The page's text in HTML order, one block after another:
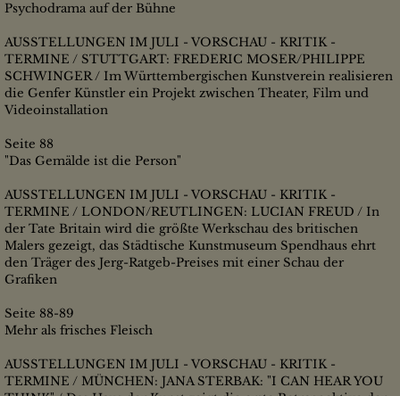
Psychodrama auf der Bühne
AUSSTELLUNGEN IM JULI - VORSCHAU - KRITIK -
TERMINE / STUTTGART: FREDERIC MOSER/PHILIPPE
SCHWINGER / Im Württembergischen Kunstverein realisieren
die Genfer Künstler ein Projekt zwischen Theater, Film und
Videoinstallation
Seite 88
"Das Gemälde ist die Person"
AUSSTELLUNGEN IM JULI - VORSCHAU - KRITIK -
TERMINE / LONDON/REUTLINGEN: LUCIAN FREUD / In
der Tate Britain wird die größte Werkschau des britischen
Malers gezeigt, das Städtische Kunstmuseum Spendhaus ehrt
den Träger des Jerg-Ratgeb-Preises mit einer Schau der
Grafiken
Seite 88-89
Mehr als frisches Fleisch
AUSSTELLUNGEN IM JULI - VORSCHAU - KRITIK -
TERMINE / MÜNCHEN: JANA STERBAK: "I CAN HEAR YOU